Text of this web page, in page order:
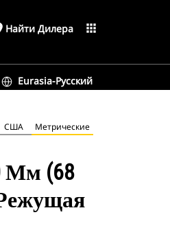
Найти Дилера apps
Eurasia-Русский
США Метрические
Мм (68